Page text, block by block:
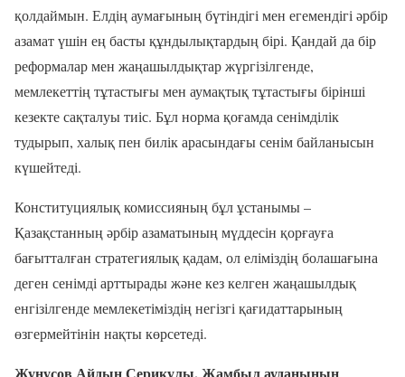
қолдаймын. Елдің аумағының бүтіндігі мен егемендігі әрбір
азамат үшін ең басты құндылықтардың бірі. Қандай да бір
реформалар мен жаңашылдықтар жүргізілгенде,
мемлекеттің тұтастығы мен аумақтық тұтастығы бірінші
кезекте сақталуы тиіс. Бұл норма қоғамда сенімділік
тудырып, халық пен билік арасындағы сенім байланысын
күшейтеді.
Конституциялық комиссияның бұл ұстанымы –
Қазақстанның әрбір азаматының мүддесін қорғауға
бағытталған стратегиялық қадам, ол еліміздің болашағына
деген сенімді арттырады және кез келген жаңашылдық
енгізілгенде мемлекетіміздің негізгі қағидаттарының
өзгермейтінін нақты көрсетеді.